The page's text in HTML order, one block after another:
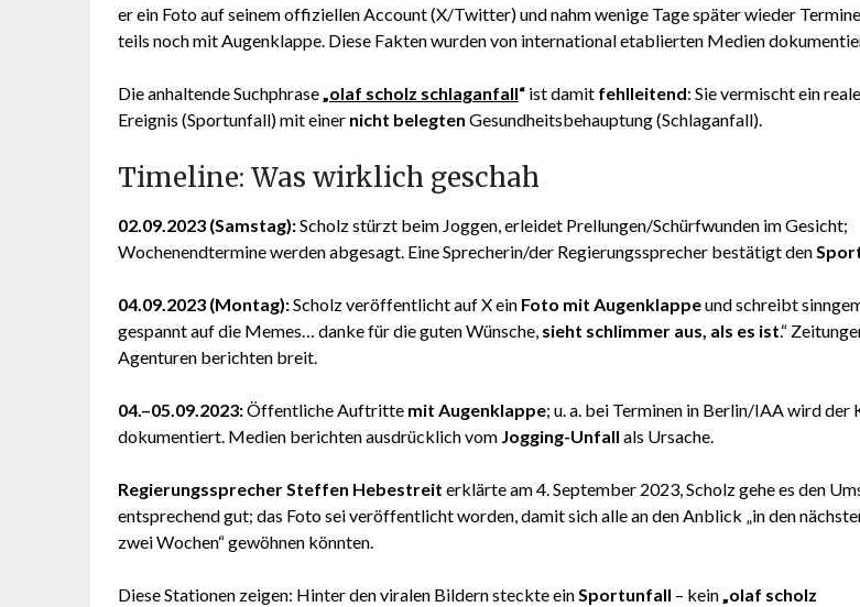
er ein Foto auf seinem offiziellen Account (X/Twitter) und nahm wenige Tage später wieder
teils noch mit Augenklappe. Diese Fakten wurden von international etablierten Medien
Die anhaltende Suchphrase„olaf scholz schlaganfall“ ist damit fehlleitend: Sie vermischt ein
Ereignis (Sportunfall) mit einer nicht belegten Gesundheitsbehauptung (Schlaganfall).
Timeline: Was wirklich geschah
02.09.2023 (Samstag):Scholz stürzt beim Joggen, erleidet Prellungen/Schürfwunden im Gesicht;
Wochenendtermine werden abgesagt. Eine Sprecherin/der Regierungssprecher bestätigt den
04.09.2023 (Montag):Scholz veröffentlicht auf X ein Foto mit Augenklappeund schreibt
gespannt auf die Memes… danke für die guten Wünsche, sieht schlimmer aus, als es ist.“
Agenturen berichten breit.
04.–05.09.2023:Öffentliche Auftritte mit Augenklappe; u. a. bei Terminen in Berlin/IAA wird der
dokumentiert. Medien berichten ausdrücklich vom Jogging-Unfall als Ursache.
Regierungssprecher Steffen Hebestreit erklärte am 4. September 2023, Scholz gehe es den
entsprechend gut; das Foto sei veröffentlicht worden, damit sich alle an den Anblick „in den
zwei Wochen“ gewöhnen könnten.
Diese Stationen zeigen: Hinter den viralen Bildern steckte einSportunfall – kein„olaf scholz